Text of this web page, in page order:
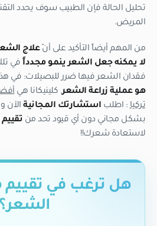
تحليل الحالة فإن الطبيب سوف يحدد
المريض.
من المهم أيضاً التأكيد على أنّعلاج
لا يمكنه جعل الشعر ينمو مجدداً في
فقدان الشعر فيها ضرر للبصيلات: في
هو عملية زراعة الشعر. كلينيكانا هي
تركيا: اطلب استشارتك المجانية الآن
بشكل مجاني دون أي قيود تحد من
لاستعادة شعرك!!
هل ترغب في تقييم
الشعر؟